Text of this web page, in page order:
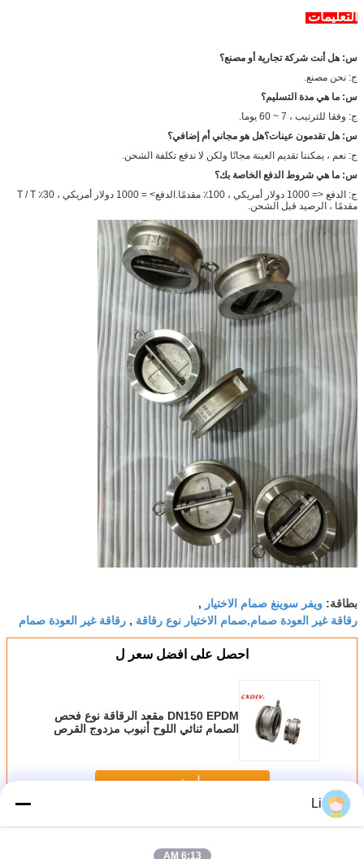
التعليمات
س: هل أنت شركة تجارية أو مصنع؟
ج: نحن مصنع.
س: ما هي مدة التسليم؟
ج: وفقا للترتيب ، 7 ~ 60 يوما.
س: هل تقدمون عينات؟هل هو مجاني أم إضافي؟
ج: نعم ، يمكننا تقديم العينة مجانًا ولكن لا ندفع تكلفة الشحن.
س: ما هي شروط الدفع الخاصة بك؟
ج: الدفع <= 1000 دولار أمريكي ، 100٪ مقدمًا.الدفع> = 1000 دولار أمريكي ، 30٪ T / T
مقدمًا ، الرصيد قبل الشحن.
بطاقة: ويفر سوينغ صمام الاختيار ,
رقاقة غير العودة صمام,صمام الاختيار نوع رقاقة , رقاقة غير العودة صمام
احصل على افضل سعر ل
DN150 EPDM مقعد الرقاقة نوع فحص
الصمام ثنائي اللوح أنبوب مزدوج القرص
استمر
أكثررقاقة فحص الصمام
Li
6:13 AM